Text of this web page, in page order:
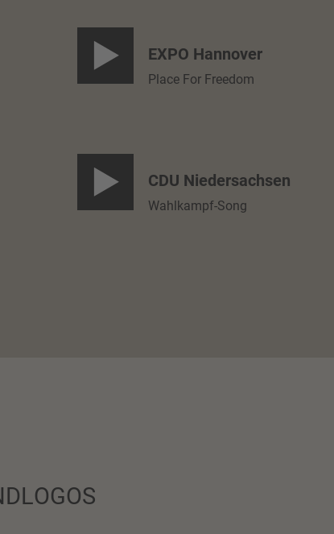
EXPO Hannover
Place For Freedom
CDU Niedersachsen
Wahlkampf-Song